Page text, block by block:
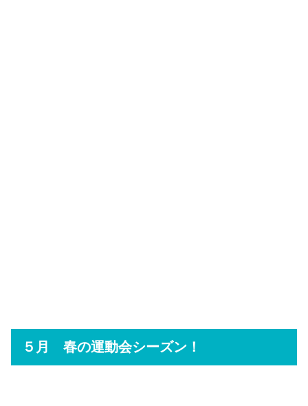
５月 春の運動会シーズン！